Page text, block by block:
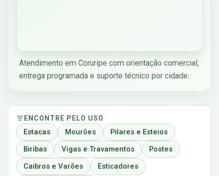
Atendimento em Coruripe com orientação comercial,
entrega programada e suporte técnico por cidade.
ENCONTRE PELO USO
Estacas Mourões
Pilares e Esteios
Biribas
Vigas e Travamentos
Postes
Caibros e Varões
Esticadores